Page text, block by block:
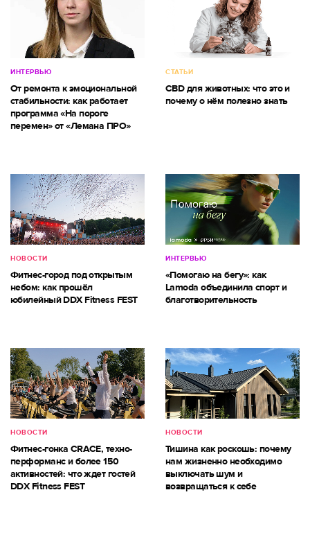
ИНТЕРВЬЮ
От ремонта к эмоциональной
стабильности: как работает
программа «На пороге
перемен» от «Лемана ПРО»
СТАТЬИ
CBD для животных: что это и
почему о нём полезно знать
НОВОСТИ
Фитнес-город под открытым
небом: как прошёл
юбилейный DDX Fitness FEST
ИНТЕРВЬЮ
«Помогаю на бегу»: как
Lamoda объединила спорт и
благотворительность
НОВОСТИ
Фитнес-гонка CRACE, техно-
перформанс и более 150
активностей: что ждет гостей
DDX Fitness FEST
НОВОСТИ
Тишина как роскошь: почему
нам жизненно необходимо
выключать шум и
возвращаться к себе